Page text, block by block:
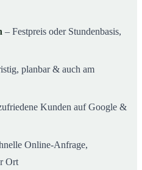
– Festpreis oder Stundenbasis,
planbar & auch am
Kunden auf Google &
Online-Anfrage,
Ort